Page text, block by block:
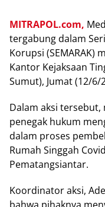
MITRAPOL.com,
tergabung dalam
Korupsi (SEMARAK)
Kantor Kejaksaan
Sumut), Jumat (12/6/
Dalam aksi
penegak hukum
dalam proses
Rumah Singgah
Pematangsiantar.
Koordinator aksi,